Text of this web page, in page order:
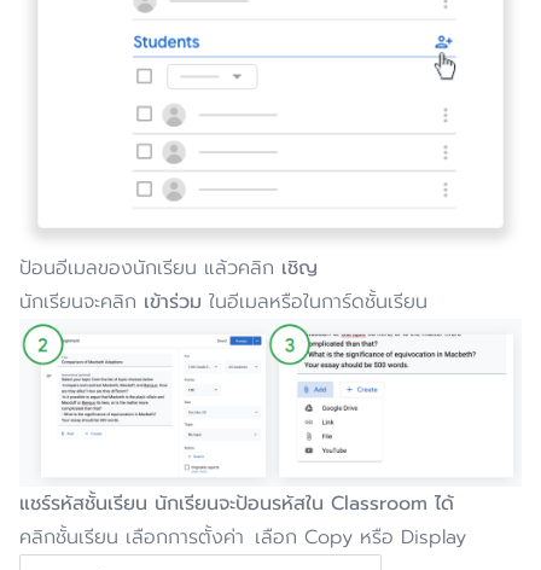
ป้อนอีเมลของนักเรียน แล้วคลิก เชิญ
นักเรียนจะคลิก เข้าร่วม ในอีเมลหรือในการ์ดชั้นเรียน
แชร์รหัสชั้นเรียน นักเรียนจะป้อนรหัสใน Classroom ได้
คลิกชั้นเรียน เลือกการตั้งค่า เลือก Copy หรือ Display